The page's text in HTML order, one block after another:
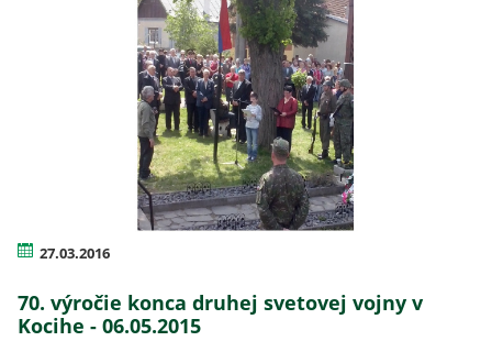
27.03.2016
70. výročie konca druhej svetovej vojny v
Kocihe - 06.05.2015